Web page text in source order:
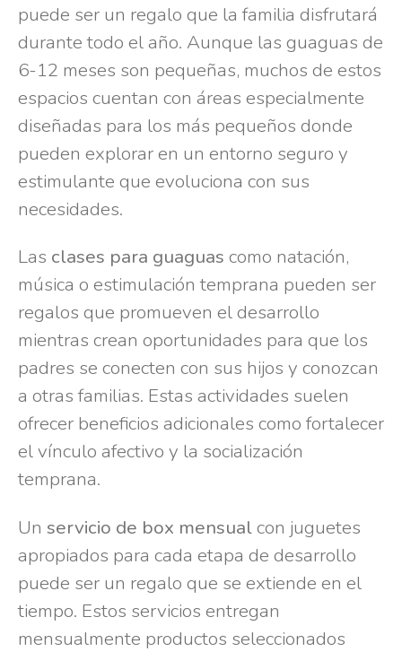
puede ser un regalo que la familia disfrutará
durante todo el año. Aunque las guaguas de
6-12 meses son pequeñas, muchos de estos
espacios cuentan con áreas especialmente
diseñadas para los más pequeños donde
pueden explorar en un entorno seguro y
estimulante que evoluciona con sus
necesidades.
Las clases para guaguas como natación,
música o estimulación temprana pueden ser
regalos que promueven el desarrollo
mientras crean oportunidades para que los
padres se conecten con sus hijos y conozcan
a otras familias. Estas actividades suelen
ofrecer beneficios adicionales como fortalecer
el vínculo afectivo y la socialización
temprana.
Un servicio de box mensualcon juguetes
apropiados para cada etapa de desarrollo
puede ser un regalo que se extiende en el
tiempo. Estos servicios entregan
mensualmente productos seleccionados